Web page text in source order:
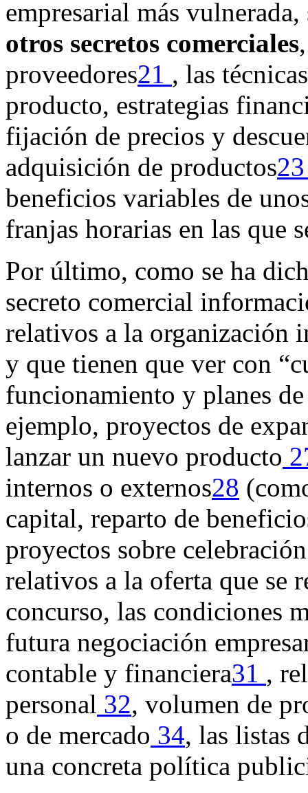
empresarial más
otros secretos comerciales
proveedores21 , las
producto, estrategias
fijación de precios y
adquisición de productos
beneficios variables de
franjas horarias en las que
Por último, como se ha
secreto comercial
relativos a la organización
y que tienen que ver con
funcionamiento y planes de
ejemplo, proyectos de
lanzar un nuevo producto
internos o externos28
capital, reparto de
proyectos sobre
relativos a la oferta que se
concurso, las condiciones
futura negociación
contable y financiera31 ,
personal 32, volumen de
o de mercado 34, las listas
una concreta política